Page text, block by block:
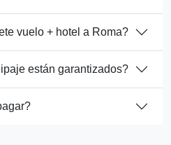
vuelo + hotel a Roma?
están garantizados?